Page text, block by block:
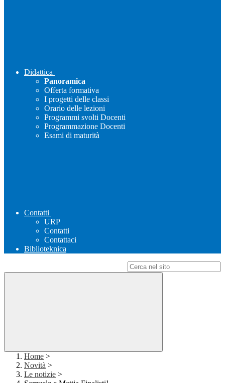
Didattica
Panoramica
Offerta formativa
I progetti delle classi
Orario delle lezioni
Programmi svolti Docenti
Programmazione Docenti
Esami di maturità
Contatti
URP
Contatti
Contattaci
Biblioteknica
Home >
Novità >
Le notizie >